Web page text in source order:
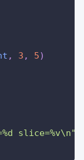
, 3 , 5)
slice=%v\n"